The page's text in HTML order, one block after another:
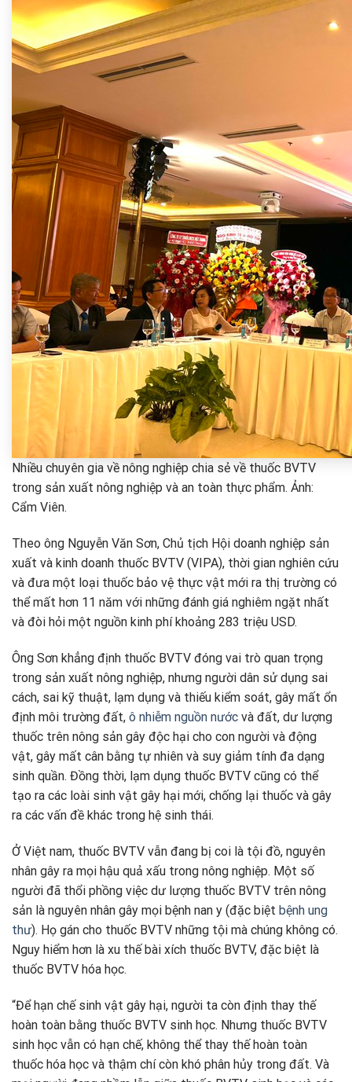
Nhiều chuyên gia về nông nghiệp chia sẻ về thuốc BVTV
trong sản xuất nông nghiệp và an toàn thực phẩm. Ảnh:
Cẩm Viên.
Theo ông Nguyễn Văn Sơn, Chủ tịch Hội doanh nghiệp sản
xuất và kinh doanh thuốc BVTV (VIPA), thời gian nghiên cứu
và đưa một loại thuốc bảo vệ thực vật mới ra thị trường có
thể mất hơn 11 năm với những đánh giá nghiêm ngặt nhất
và đòi hỏi một nguồn kinh phí khoảng 283 triệu USD.
Ông Sơn khẳng định thuốc BVTV đóng vai trò quan trọng
trong sản xuất nông nghiệp, nhưng người dân sử dụng sai
cách, sai kỹ thuật, lạm dụng và thiếu kiểm soát, gây mất ổn
định môi trường đất, ô nhiễm nguồn nước và đất, dư lượng
thuốc trên nông sản gây độc hại cho con người và động
vật, gây mất cân bằng tự nhiên và suy giảm tính đa dạng
sinh quần. Đồng thời, lạm dụng thuốc BVTV cũng có thể
tạo ra các loài sinh vật gây hại mới, chống lại thuốc và gây
ra các vấn đề khác trong hệ sinh thái.
Ở Việt nam, thuốc BVTV vẫn đang bị coi là tội đồ, nguyên
nhân gây ra mọi hậu quả xấu trong nông nghiệp. Một số
người đã thổi phồng việc dư lượng thuốc BVTV trên nông
sản là nguyên nhân gây mọi bệnh nan y (đặc biệt bệnh ung
thư). Họ gán cho thuốc BVTV những tội mà chúng không có.
Nguy hiểm hơn là xu thế bài xích thuốc BVTV, đặc biệt là
thuốc BVTV hóa học.
“Để hạn chế sinh vật gây hại, người ta còn định thay thế
hoàn toàn bằng thuốc BVTV sinh học. Nhưng thuốc BVTV
sinh học vẫn có hạn chế, không thể thay thế hoàn toàn
thuốc hóa học và thậm chí còn khó phân hủy trong đất. Và